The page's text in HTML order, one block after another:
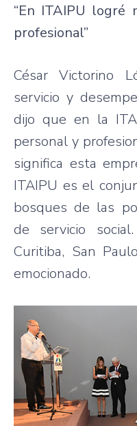
“En ITAIPU logré
profesional”
César Victorino
servicio y
dijo que en la
personal y
significa esta
ITAIPU es el
bosques de las
de servicio
Curitiba, San
emocionado.